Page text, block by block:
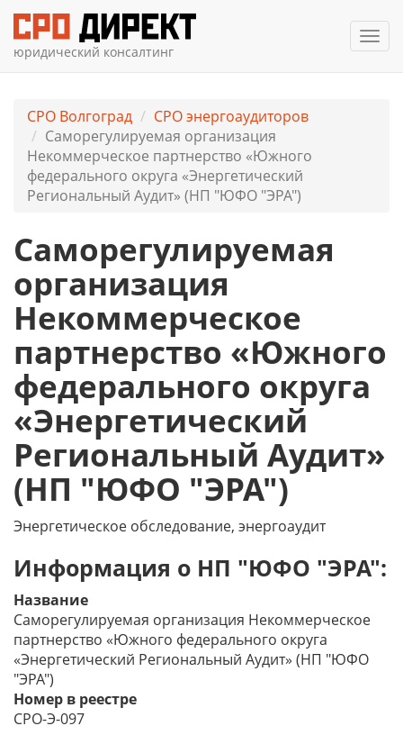
юридический консалтинг
СРО Волгоград
СРО энергоаудиторов
Саморегулируемая организация
Некоммерческое партнерство «Южного
федерального округа «Энергетический
Региональный Аудит» (НП "ЮФО "ЭРА")
Саморегулируемая
организация
Некоммерческое
партнерство «Южного
федерального округа
«Энергетический
Региональный Аудит»
(НП "ЮФО "ЭРА")
Энергетическое обследование, энергоаудит
Информация о НП "ЮФО "ЭРА":
Название
Саморегулируемая организация Некоммерческое
партнерство «Южного федерального округа
«Энергетический Региональный Аудит» (НП "ЮФО
"ЭРА")
Номер в реестре
СРО-Э-097